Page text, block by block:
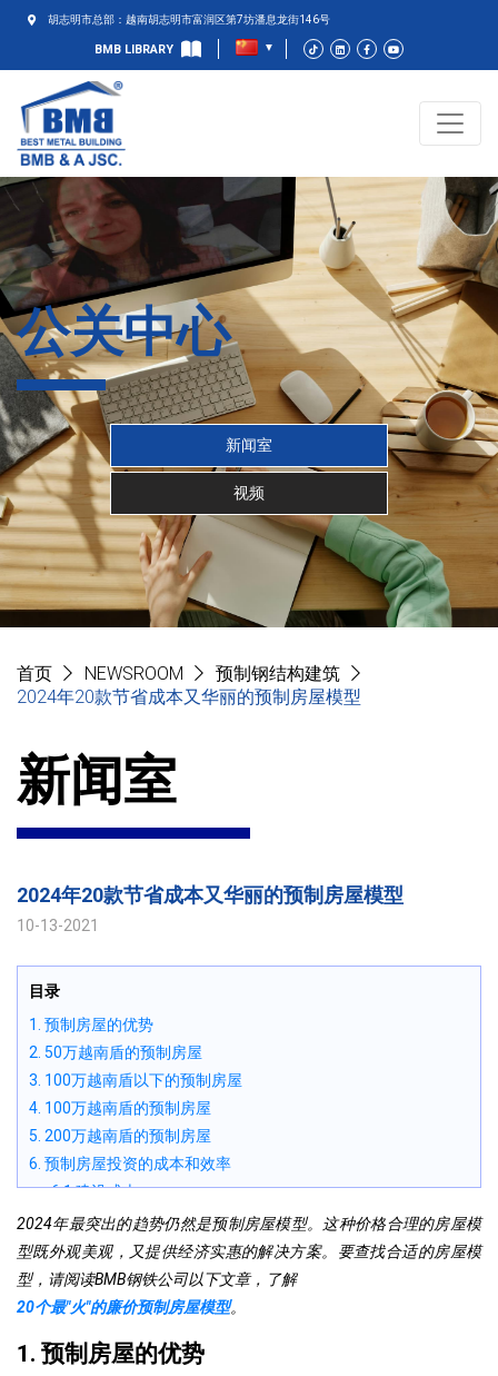
胡志明市总部：越南胡志明市富润区第7坊潘息龙街146号
BMB LIBRARY
公关中心
新闻室
视频
首页 NEWSROOM
预制钢结构建筑
2024年20款节省成本又华丽的预制房屋模型
新闻室
2024年20款节省成本又华丽的预制房屋模型
10-13-2021
目录
1. 预制房屋的优势
2. 50万越南盾的预制房屋
3. 100万越南盾以下的预制房屋
4. 100万越南盾的预制房屋
5. 200万越南盾的预制房屋
6. 预制房屋投资的成本和效率
6.1 建设成本
6.2 投资效率
6.3 与传统房屋的比较
7. 评估预制房屋的耐用性和安全性
7.1 耐用性
7.3 专家结论
2024年最突出的趋势仍然是预制房屋模型。这种价格合理的房屋模
型既外观美观，又提供经济实惠的解决方案。要查找合适的房屋模
型，请阅读BMB钢铁公司以下文章，了解
20个最"火"的廉价预制房屋模型。
1. 预制房屋的优势